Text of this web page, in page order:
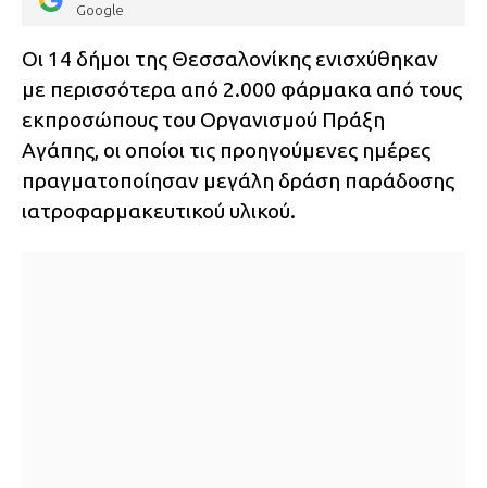
Google
Οι 14 δήμοι της Θεσσαλονίκης ενισχύθηκαν
με περισσότερα από 2.000 φάρμακα από τους
εκπροσώπους του Οργανισμού Πράξη
Αγάπης, οι οποίοι τις προηγούμενες ημέρες
πραγματοποίησαν μεγάλη δράση παράδοσης
ιατροφαρμακευτικού υλικού.